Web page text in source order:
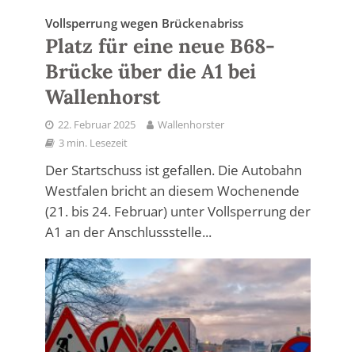
Vollsperrung wegen Brückenabriss
Platz für eine neue B68-
Brücke über die A1 bei
Wallenhorst
22. Februar 2025
Wallenhorster
3 min. Lesezeit
Der Startschuss ist gefallen. Die Autobahn
Westfalen bricht an diesem Wochenende
(21. bis 24. Februar) unter Vollsperrung der
A1 an der Anschlussstelle...